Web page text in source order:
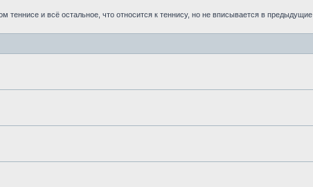
и всё остальное, что относится к теннису, но не вписывается в предыдущие